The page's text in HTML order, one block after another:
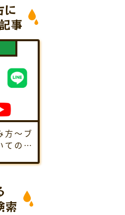
知らせ
報について
い合わせ
シーポリシー
に
事
方～ブ
てのご
索